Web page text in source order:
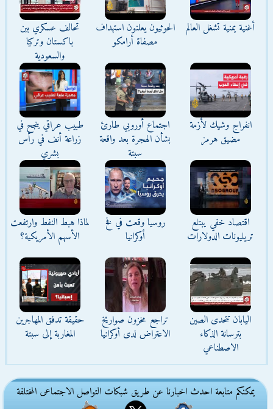
أغنية يمنية تشغل العالم
الحوثيون يعلنون استهداف
مصفاة أرامكو
تحالف عسكري بين
باكستان وتركيا
والسعودية
انفراج وشيك لأزمة
مضيق هرمز
اجتماع أوروبي طارئ
بشأن الهجرة بعد واقعة
سبتة
طبيب عراقي ينجح في
زراعة أنف في رأس
بشري
اقتصاد خفي يبتلع
تريليونات الدولارات
روسيا وقعت في فخ
أوكرانيا
لماذا هبط النفط وارتفعت
الأسهم الأمريكية؟
اليابان تتحدى الصين
بترسانة الذكاء
الاصطناعي
تراجع مخزون صواريخ
الاعتراض لدى أوكرانيا
حقيقة تدفق المهاجرين
المغاربة إلى سبتة
يمكنكم متابعة احدث اخبارنا عن طريق شبكات التواصل الاجتماعى المختلفة